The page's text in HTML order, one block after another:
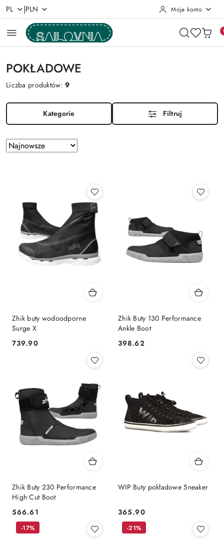
Przejdź do treści głównej
Przejdź do wyszukiwarki
Przejdź do moje konto
Przejdź do menu głównego
Przejdź do stopki
PL |PLN Moje konto
POKŁADOWE
Liczba produktów:9
Kategorie Filtruj
Zastosowano
sortowanie:
Sortuj
według
Zhik buty wodoodporne
Surge X
Cena:
739.90
Zhik Buty 130 Performance
Ankle Boot
Cena:
398.62
Zhik Buty 230 Performance
High Cut Boot
Cena:
566.61
WIP Buty pokładowe Sneaker
Cena:
365.90
-17% -21%